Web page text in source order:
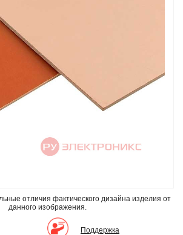
отличия фактического дизайна изделия от
данного изображения.
Поддержка